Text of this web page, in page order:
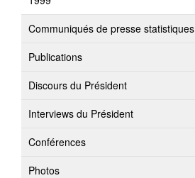
Communiqués de presse statistiques
Publications
Discours du Président
Interviews du Président
Conférences
Photos